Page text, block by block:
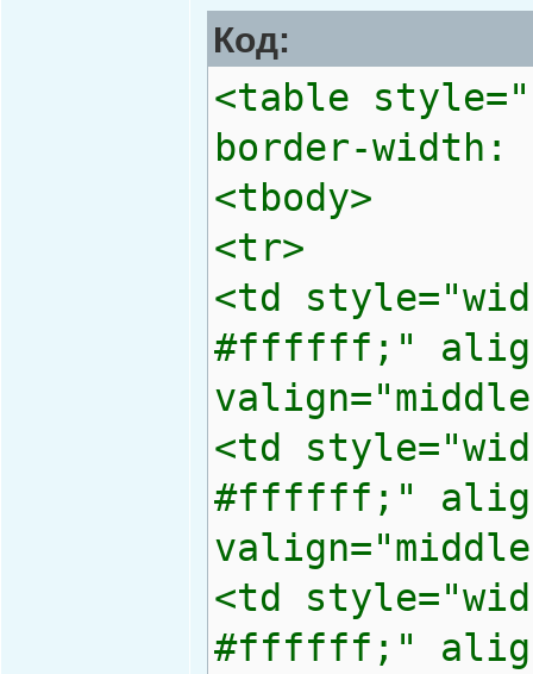
Код:
<table
border-width:
<tbody>
<tr>
<td
#ffffff;"
<td
#ffffff;"
<td
#ffffff;"